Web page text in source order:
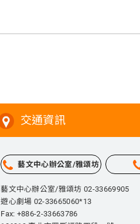
交通資訊
藝文中心辦公室/雅頌坊
藝文中心辦公室/雅頌坊 02-33669905
遊心劇場 02-33665060*13
Fax: +886-2-33663786